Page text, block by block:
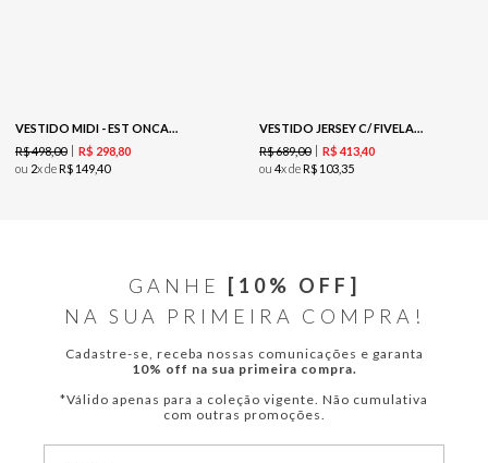
VESTIDO MIDI - EST ONCA BOEMIA
R$498,00 R$ 29880
ou 2x deR$ 14940
VESTIDO JERSEY C/ FIVELA - MARROM
R$689,00 R$ 41340
ou 4x deR$ 10335
GANHE
[10% OFF]
NA SUA PRIMEIRA COMPRA!
Cadastre-se, receba nossas comunicações e garanta
10% off na sua primeira compra.
*Válido apenas para a coleção vigente. Não cumulativa
com outras promoções.